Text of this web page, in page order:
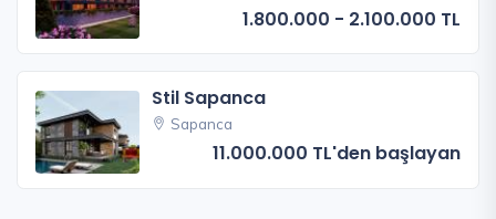
1.800.000 - 2.100.000 TL
Stil Sapanca
Sapanca
11.000.000 TL'den başlayan